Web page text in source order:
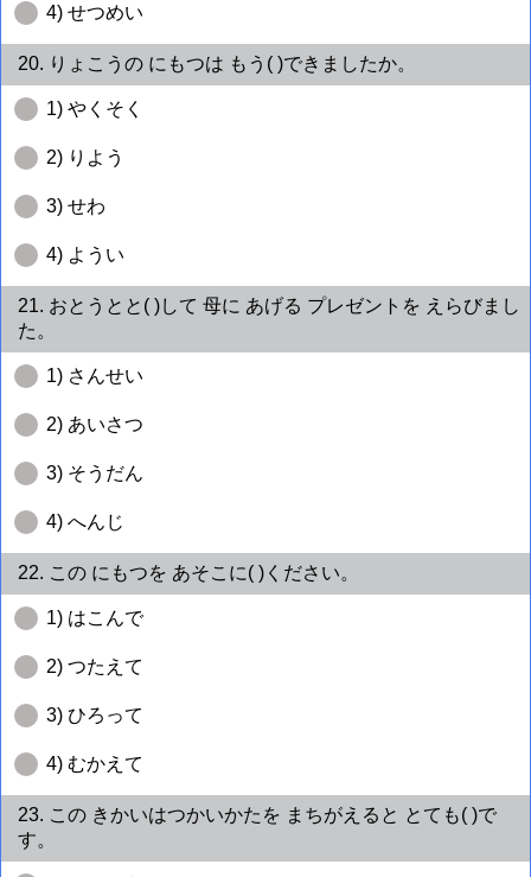
4) せつめい
20. りょこうの にもつは もう( )できましたか。
1) やくそく
2) りよう
3) せわ
4) ようい
21. おとうとと( )して 母に あげる プレゼントを えらびまし
た。
1) さんせい
2) あいさつ
3) そうだん
4) へんじ
22. この にもつを あそこに( )ください。
1) はこんで
2) つたえて
3) ひろって
4) むかえて
23. この きかいはつかいかたを まちがえると とても( )で
す。